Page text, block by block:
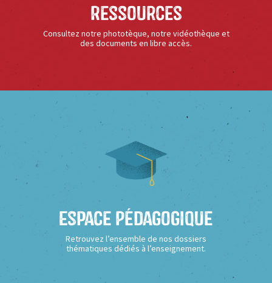
Ressources
Consultez notre phototèque, notre vidéothèque et
des documents en libre accès.
Espace Pédagogique
Retrouvez l’ensemble de nos dossiers
thématiques dédiés à l’enseignement.